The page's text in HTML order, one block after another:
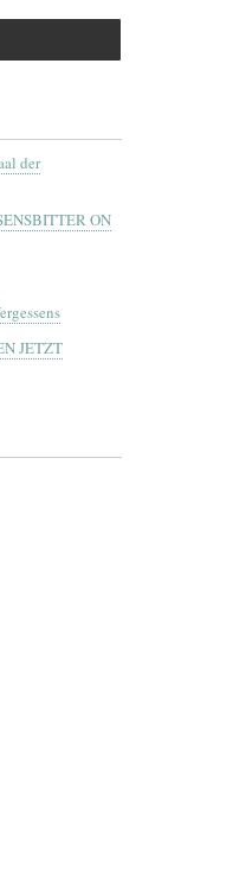
der
ON
JETZT